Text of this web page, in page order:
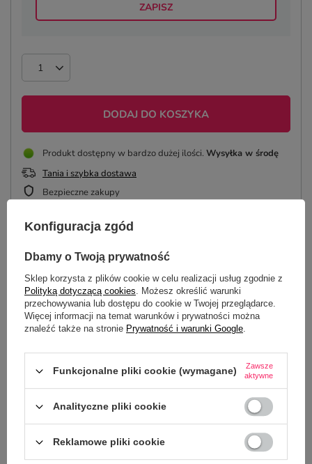
ZAPISZ
DODAJ DO KOSZYKA
Produkt dostępny w bardzo dużej ilości Wysyłka w środę
Tania i szybka dostawa
Bezpieczne zakupy
OPIS
SZCZEGÓŁOWE DANE
GŁÓWNE PARAMETRY
Potrzebujesz pomocy? Masz pytania?
niezwłocznie, najciekawsze pytania i
ZADAJ PYTANIE
Konfiguracja zgód
Dbamy o Twoją prywatność
Sklep korzysta z plików cookie w celu realizacji usług zgodnie z
Polityką dotyczącą cookies. Możesz określić warunki
przechowywania lub dostępu do cookie w Twojej przeglądarce.
Więcej informacji na temat warunków i prywatności można
znaleźć także na stronie Prywatność i warunki Google.
Funkcjonalne pliki cookie (wymagane)
Zawsze
aktywne
Analityczne pliki cookie
Reklamowe pliki cookie